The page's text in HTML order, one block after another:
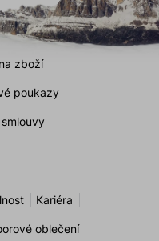
zboží
poukazy
Kariéra
oblečení